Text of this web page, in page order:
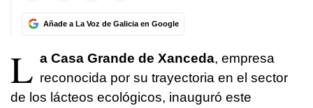
Añade a La Voz de Galicia en Google
L a Casa Grande de Xanceda, empresa
reconocida por su trayectoria en el sector
de los lácteos ecológicos, inauguró este